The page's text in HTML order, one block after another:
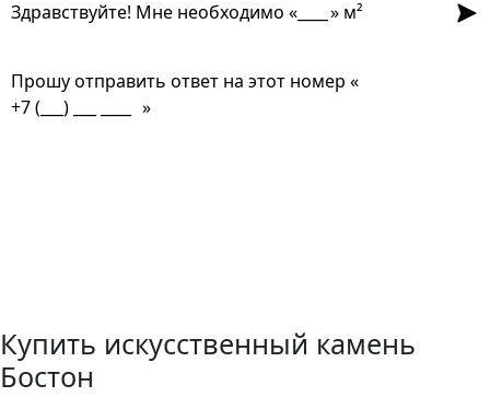
Здравствуйте! Мне необходимо « » м²
Прошу отправить ответ на этот номер «
»
Купить искусственный камень
Бостон